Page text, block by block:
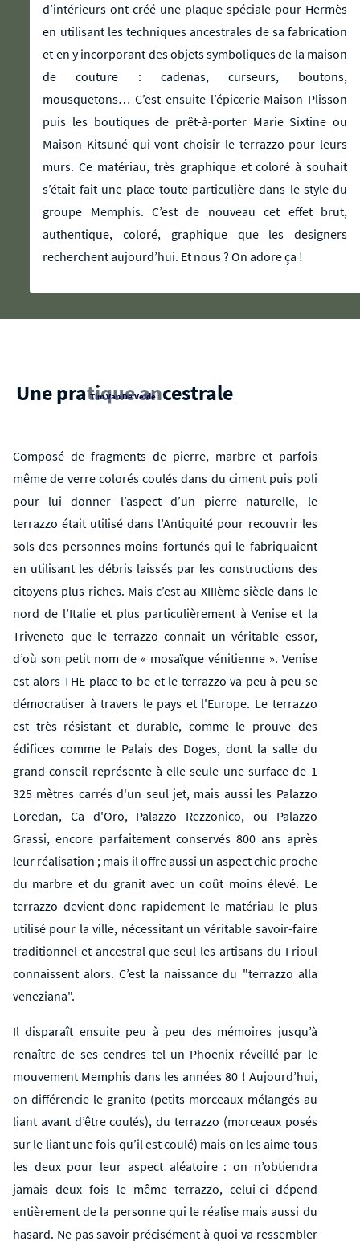
d’intérieurs ont créé une plaque spéciale pour Hermès
en utilisant les techniques ancestrales de sa fabrication
et en y incorporant des objets symboliques de la maison
de couture : cadenas, curseurs, boutons,
mousquetons… C’est ensuite l’épicerie Maison Plisson
puis les boutiques de prêt-à-porter Marie Sixtine ou
Maison Kitsuné qui vont choisir le terrazzo pour leurs
murs. Ce matériau, très graphique et coloré à souhait
s’était fait une place toute particulière dans le style du
groupe Memphis. C’est de nouveau cet effet brut,
authentique, coloré, graphique que les designers
recherchent aujourd’hui. Et nous ? On adore ça !
Une pratique ancestrale
Tim Van De Velde
Composé de fragments de pierre, marbre et parfois
même de verre colorés coulés dans du ciment puis poli
pour lui donner l’aspect d’un pierre naturelle, le
terrazzo était utilisé dans l’Antiquité pour recouvrir les
sols des personnes moins fortunés qui le fabriquaient
en utilisant les débris laissés par les constructions des
citoyens plus riches. Mais c’est au XIIIème siècle dans le
nord de l’Italie et plus particulièrement à Venise et la
Triveneto que le terrazzo connait un véritable essor,
d’où son petit nom de « mosaïque vénitienne ». Venise
est alors THE place to be et le terrazzo va peu à peu se
démocratiser à travers le pays et l'Europe. Le terrazzo
est très résistant et durable, comme le prouve des
édifices comme le Palais des Doges, dont la salle du
grand conseil représente à elle seule une surface de 1
325 mètres carrés d'un seul jet, mais aussi les Palazzo
Loredan, Ca d'Oro, Palazzo Rezzonico, ou Palazzo
Grassi, encore parfaitement conservés 800 ans après
leur réalisation ; mais il offre aussi un aspect chic proche
du marbre et du granit avec un coût moins élevé. Le
terrazzo devient donc rapidement le matériau le plus
utilisé pour la ville, nécessitant un véritable savoir-faire
traditionnel et ancestral que seul les artisans du Frioul
connaissent alors. C’est la naissance du "terrazzo alla
veneziana".
Il disparaît ensuite peu à peu des mémoires jusqu’à
renaître de ses cendres tel un Phoenix réveillé par le
mouvement Memphis dans les années 80 ! Aujourd’hui,
on différencie le granito (petits morceaux mélangés au
liant avant d’être coulés), du terrazzo (morceaux posés
sur le liant une fois qu’il est coulé) mais on les aime tous
les deux pour leur aspect aléatoire : on n’obtiendra
jamais deux fois le même terrazzo, celui-ci dépend
entièrement de la personne qui le réalise mais aussi du
hasard. Ne pas savoir précisément à quoi va ressembler